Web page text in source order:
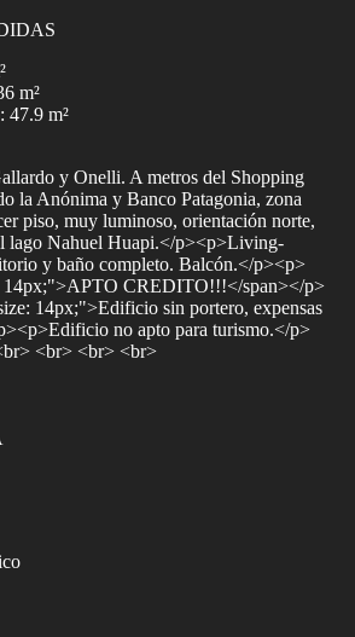
m²
47.9 m²
y Onelli. A metros del Shopping
la Anónima y Banco Patagonia, zona
piso, muy luminoso, orientación norte,
lago Nahuel Huapi.</p><p>Living-
y baño completo. Balcón.</p><p>
14px;">APTO CREDITO!!!</span></p>
14px;">Edificio sin portero, expensas
no apto para turismo.</p>
<br> <br> <br>